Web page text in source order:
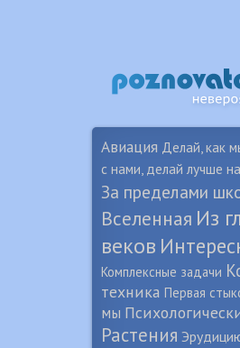
Авиация Делай, как
с нами, делай лучше
За пределами
Вселенная Из
веков
Комплексные задачи
техника Первая
мы
Растения